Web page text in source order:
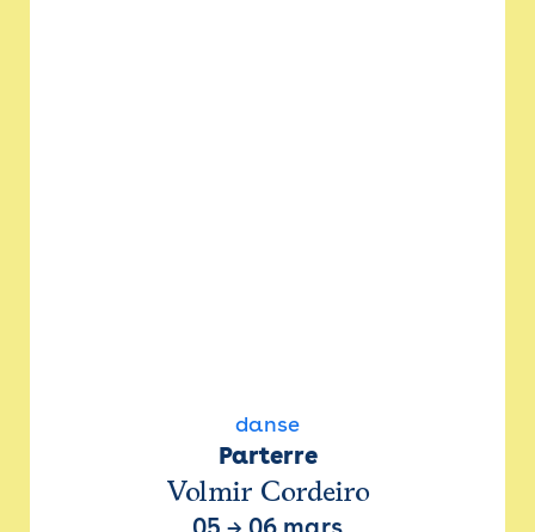
danse
Parterre
Volmir Cordeiro